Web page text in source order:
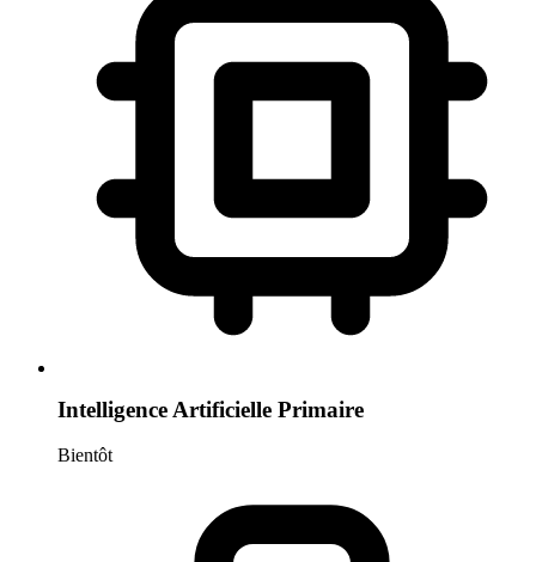
Intelligence Artificielle Primaire
Bientôt